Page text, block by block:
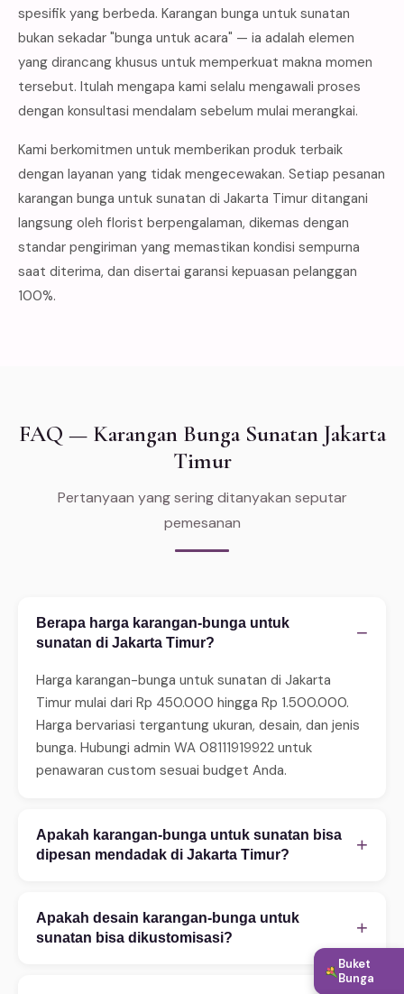
spesifik yang berbeda. Karangan bunga untuk sunatan
bukan sekadar "bunga untuk acara" — ia adalah elemen
yang dirancang khusus untuk memperkuat makna momen
tersebut. Itulah mengapa kami selalu mengawali proses
dengan konsultasi mendalam sebelum mulai merangkai.
Kami berkomitmen untuk memberikan produk terbaik
dengan layanan yang tidak mengecewakan. Setiap pesanan
karangan bunga untuk sunatan di Jakarta Timur ditangani
langsung oleh florist berpengalaman, dikemas dengan
standar pengiriman yang memastikan kondisi sempurna
saat diterima, dan disertai garansi kepuasan pelanggan
100%.
FAQ — Karangan Bunga Sunatan Jakarta
Timur
Pertanyaan yang sering ditanyakan seputar
pemesanan
Berapa harga karangan-bunga untuk
sunatan di Jakarta Timur?
−
Harga karangan-bunga untuk sunatan di Jakarta
Timur mulai dari Rp 450.000 hingga Rp 1.500.000.
Harga bervariasi tergantung ukuran, desain, dan jenis
bunga. Hubungi admin WA 08111919922 untuk
penawaran custom sesuai budget Anda.
Apakah karangan-bunga untuk sunatan bisa
dipesan mendadak di Jakarta Timur?
+
Untuk same-day delivery (2–4 jam), pastikan order
sebelum jam 14:00. Tersedia juga layanan express 2–
4 jam untuk area tertentu. Hubungi WA untuk
Apakah desain karangan-bunga untuk
sunatan bisa dikustomisasi?
+
Tentu! Kami melayani kustomisasi penuh — mulai
Buket
Bunga